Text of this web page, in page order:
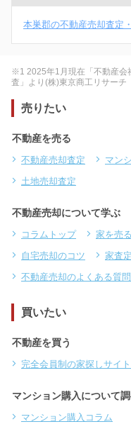
本巣郡の不動産売却査定
※1 2025年1月現在「不動産会
査」より(株)東京商工リサーチ
売りたい
不動産を売る
不動産売却査定 マン
土地売却査定
不動産売却について学ぶ
コラムトップ 家を売
自宅売却のコツ
家査
不動産売却のよくある質
買いたい
不動産を買う
完全会員制の家探しサイト
マンション購入について
マンション購入コラム